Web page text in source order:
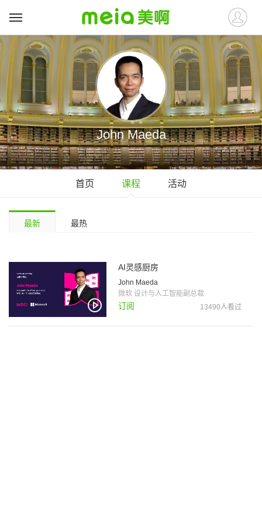
John Maeda
首页 课程 活动
最新 最热
AI灵感厨房
John Maeda
微软 设计与人工智能副总裁
订阅 13490人看过